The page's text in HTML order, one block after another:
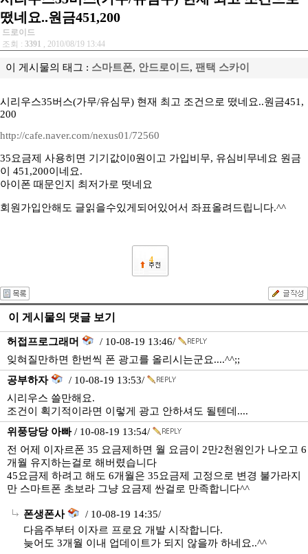
떴네요..원금451,200
드로이드
조회 : 3391 , 2010/08/19 13:44
이 게시물의 태그 : 스마트폰, 안드로이드, 팬택 스카이
시리우스35버스(가무/유심무) 현재 최고 조건으로 떴네요..원금451,
200
http://cafe.naver.com/nexus01/72560
35요금제 사용히면 기기값이0원이고 가입비무, 유심비무네요 원금
이 451,200이네요.
아이폰 때문인지 최저가로 떳네요
회원가입안해도 글읽을수있게되어있어서 좌표올려드립니다.^^
4
이 게시물의 댓글 보기
허접프로그래머
/ 10-08-19 13:46/
잊혀질만하면 한번씩 폰 광고를 올리시는군요....^^;;
공부하자
/ 10-08-19 13:53/
시리우스 쓸만해요.
조건이 획기적이라면 이렇게 광고 안하셔도 될텐데....
위풍당당 아빠/ 10-08-19 13:54/
전 어제 이자르폰 35 요금제하면 월 요금이 2만2천원인가 나오고 6
개월 유지하는걸로 해버렸습니다
45요금제 하려고 해도 6개월은 35요금제 고정으로 변경 불가라지
만 스마트폰 초보라 그냥 요금제 싼걸로 만족합니다^^
폰생폰사
/ 10-08-19 14:35/
다음주부터 이자르 프로요 개발 시작합니다.
늦어도 3개월 이내 업데이트가 되지 않을까 하네요..^^